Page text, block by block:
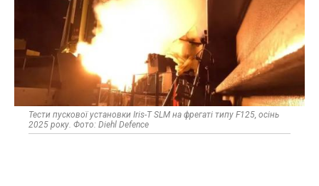
Тести пускової установки Iris-T SLM на фрегаті типу F125, осінь
2025 року. Фото: Diehl Defence